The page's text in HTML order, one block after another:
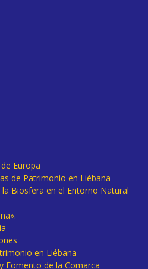
Europa
de Patrimonio en Liébana
la Biosfera en el Entorno Natural
en Liébana
Fomento de la Comarca